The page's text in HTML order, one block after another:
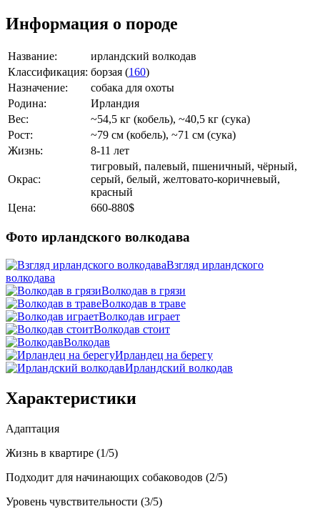
Информация о породе
Название:
ирландский волкодав
Классификация: борзая (160)
Назначение:
собака для охоты
Родина:
Ирландия
Вес:
~54,5 кг (кобель), ~40,5 кг (сука)
Рост:
~79 см (кобель), ~71 см (сука)
Жизнь:
8-11 лет
Окрас:
тигровый, палевый, пшеничный, чёрный,
серый, белый, желтовато-коричневый,
красный
Цена:
660-880$
Фото ирландского волкодава
Взгляд ирландского
волкодава
Волкодав в грязи
Волкодав в траве
Волкодав играет
Волкодав стоит
Волкодав
Ирландец на берегу
Ирландский волкодав
Характеристики
Адаптация
Жизнь в квартире (1/5)
Подходит для начинающих собаководов (2/5)
Уровень чувствительности (3/5)